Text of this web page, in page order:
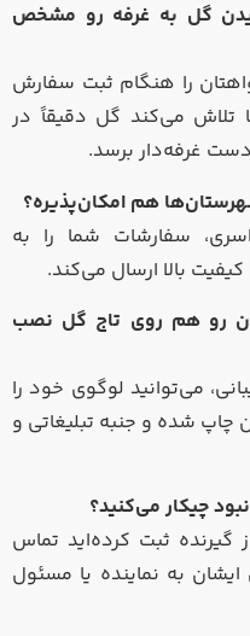
گل به غرفه رو مشخص
را هنگام ثبت سفارش
تلاش می‌کند گل دقیقاً در
هم امکان‌پذیره؟
سفارشات شما را به
بالا ارسال می‌کند.
رو هم روی تاج گل نصب
می‌توانید لوگوی خود را
چاپ شده و جنبه تبلیغاتی و
چیکار می‌کنید؟
گیرنده ثبت کرده‌اید تماس
به نماینده یا مسئول